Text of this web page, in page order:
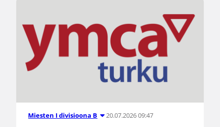
Miesten I divisioona B 20.07.2026 09:47